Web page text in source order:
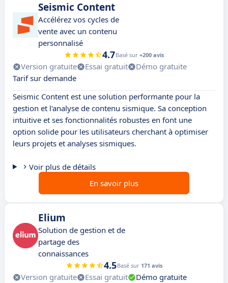
Seismic Content
Accélérez vos cycles de
vente avec un contenu
personnalisé
4.7Basé sur +200 avis
Version gratuite Essai gratuit
Démo gratuite
Tarif sur demande
Seismic Content est une solution performante pour la
gestion et l'analyse de contenu sismique. Sa conception
intuitive et ses fonctionnalités robustes en font une
option solide pour les utilisateurs cherchant à optimiser
leurs projets et analyses sismiques.
Voir plus de détails
En savoir plus
Elium
Solution de gestion et de
partage des
connaissances
4.5Basé sur 171 avis
Version gratuite Essai gratuit
Démo gratuite